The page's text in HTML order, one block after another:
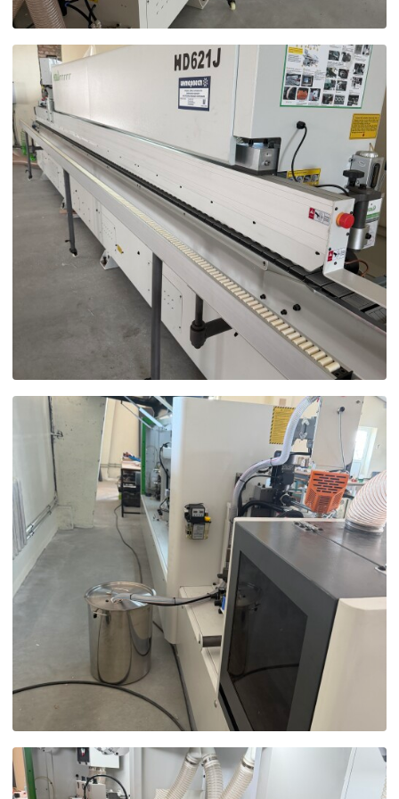
cookie-файлы
Аналитические
Внимание:
cookie файлов не
определять
пользователей
наиболее и наименее
страницы и
совершенствованию
исходя из
пользователей.
Сохранить выбор